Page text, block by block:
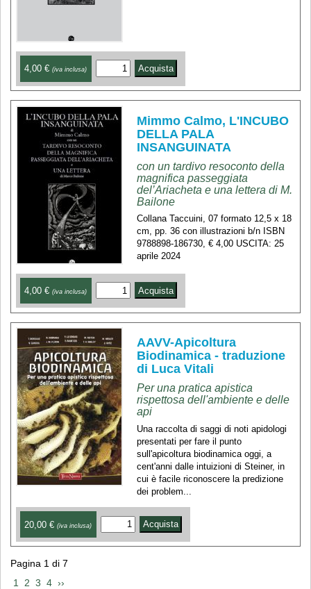
4,00 € (iva inclusa)
Mimmo Calmo, L'INCUBO
DELLA PALA
INSANGUINATA
con un tardivo resoconto della
magnifica passeggiata
del’Ariacheta e una lettera di M.
Bailone
Collana Taccuini, 07 formato 12,5 x 18
cm, pp. 36 con illustrazioni b/n ISBN
9788898-186730, € 4,00 USCITA: 25
aprile 2024
4,00 € (iva inclusa)
AAVV-Apicoltura
Biodinamica - traduzione
di Luca Vitali
Per una pratica apistica
rispettosa dell'ambiente e delle
api
Una raccolta di saggi di noti apidologi
presentati per fare il punto
sull'apicoltura biodinamica oggi, a
cent'anni dalle intuizioni di Steiner, in
cui è facile riconoscere la predizione
dei problem...
20,00 € (iva inclusa)
Pagina 1 di 7
1
2 3 4 ››